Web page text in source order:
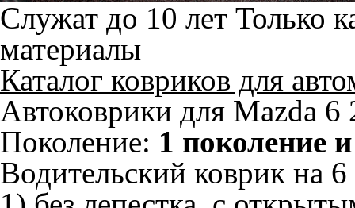
Служат до 10 лет Только
материалы
Каталог ковриков для
Автоковрики для Mazda 6
Поколение: 1 поколение
Водительский коврик на